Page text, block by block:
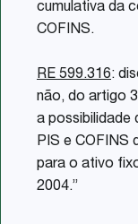
cumulativa da
COFINS.
RE 599.316:
não, do artigo
a possibilidade
PIS e COFINS
para o ativo
2004.”